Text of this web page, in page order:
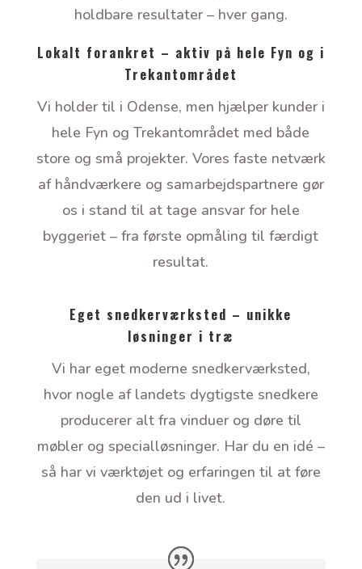
holdbare resultater – hver gang.
Lokalt forankret – aktiv på hele Fyn og i
Trekantområdet
Vi holder til i Odense, men hjælper kunder i
hele Fyn og Trekantområdet med både
store og små projekter. Vores faste netværk
af håndværkere og samarbejdspartnere gør
os i stand til at tage ansvar for hele
byggeriet – fra første opmåling til færdigt
resultat.
Eget snedkerværksted – unikke
løsninger i træ
Vi har eget moderne snedkerværksted,
hvor nogle af landets dygtigste snedkere
producerer alt fra vinduer og døre til
møbler og specialløsninger. Har du en idé –
så har vi værktøjet og erfaringen til at føre
den ud i livet.